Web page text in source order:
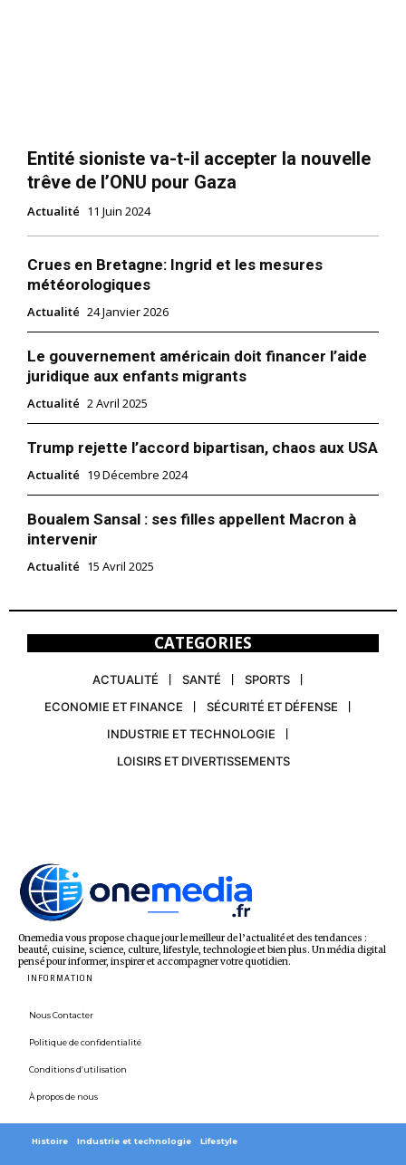
Entité sioniste va-t-il accepter la nouvelle
trêve de l’ONU pour Gaza
Actualité 11 Juin 2024
Crues en Bretagne: Ingrid et les mesures
météorologiques
Actualité 24 Janvier 2026
Le gouvernement américain doit financer l’aide
juridique aux enfants migrants
Actualité 2 Avril 2025
Trump rejette l’accord bipartisan, chaos aux USA
Actualité 19 Décembre 2024
Boualem Sansal : ses filles appellent Macron à
intervenir
Actualité 15 Avril 2025
CATEGORIES
ACTUALITÉ SANTÉ
SPORTS
ECONOMIE ET FINANCE
SÉCURITÉ ET DÉFENSE
INDUSTRIE ET TECHNOLOGIE
LOISIRS ET DIVERTISSEMENTS
Onemedia vous propose chaque jour le meilleur de l’actualité et des tendances :
beauté, cuisine, science, culture, lifestyle, technologie et bien plus. Un média digital
pensé pour informer, inspirer et accompagner votre quotidien.
INFORMATION
Nous Contacter
Politique de confidentialité
Conditions d’utilisation
À propos de nous
Histoire Industrie et technologie Lifestyle